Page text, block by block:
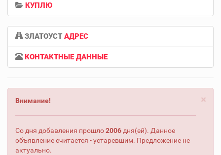
КУПЛЮ
ЗЛАТОУСТАДРЕС
КОНТАКТНЫЕ ДАННЫЕ
×
Внимание!
Со дня добавления прошло2006 дня(ей). Данное
объявление считается - устаревшим. Предложение не
актуально.